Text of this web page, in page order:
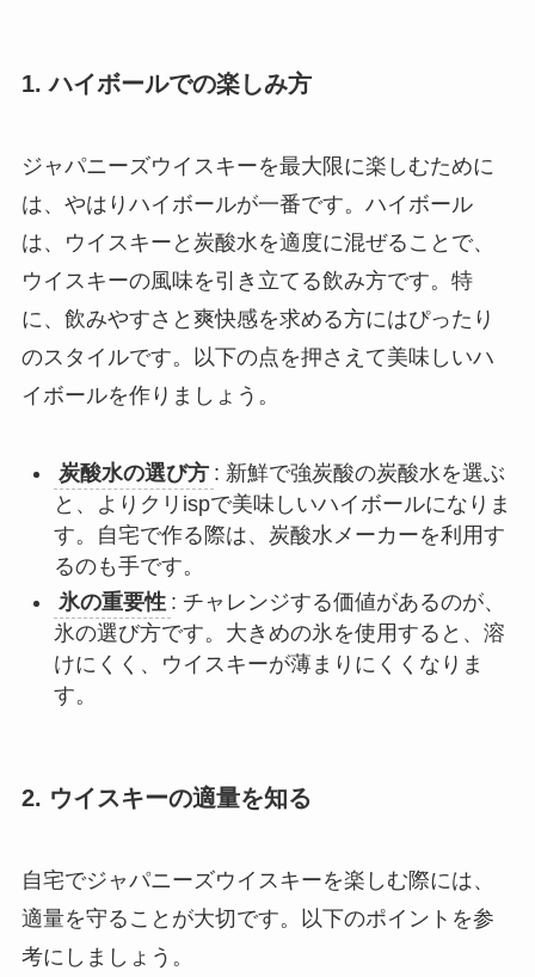
1.ハイボールでの楽しみ方
ジャパニーズウイスキーを最大限に楽しむために
は、やはりハイボールが一番です。ハイボール
は、ウイスキーと炭酸水を適度に混ぜることで、
ウイスキーの風味を引き立てる飲み方です。特
に、飲みやすさと爽快感を求める方にはぴったり
のスタイルです。以下の点を押さえて美味しいハ
イボールを作りましょう。
炭酸水の選び方 : 新鮮で強炭酸の炭酸水を選ぶ
と、よりクリispで美味しいハイボールになりま
す。自宅で作る際は、炭酸水メーカーを利用す
るのも手です。
氷の重要性 : チャレンジする価値があるのが、
氷の選び方です。大きめの氷を使用すると、溶
けにくく、ウイスキーが薄まりにくくなりま
す。
2. ウイスキーの適量を知る
自宅でジャパニーズウイスキーを楽しむ際には、
適量を守ることが大切です。以下のポイントを参
考にしましょう。